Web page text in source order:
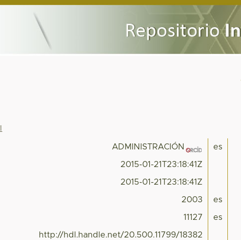
ADMINISTRACIÓN es
2015-01-21T23:18:41Z
2015-01-21T23:18:41Z
2003 es
11127 es
http://hdl.handle.net/20.500.11799/18382